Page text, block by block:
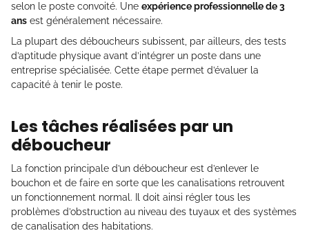
selon le poste convoité. Une expérience professionnelle de 3
ans est généralement nécessaire.
La plupart des déboucheurs subissent, par ailleurs, des tests
d’aptitude physique avant d’intégrer un poste dans une
entreprise spécialisée. Cette étape permet d’évaluer la
capacité à tenir le poste.
Les tâches réalisées par un
déboucheur
La fonction principale d’un déboucheur est d’enlever le
bouchon et de faire en sorte que les canalisations retrouvent
un fonctionnement normal. Il doit ainsi régler tous les
problèmes d’obstruction au niveau des tuyaux et des systèmes
de canalisation des habitations.